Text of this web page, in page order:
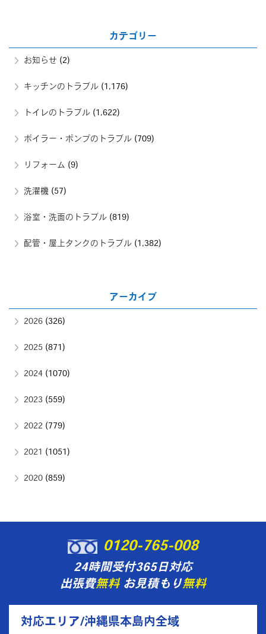
カテゴリー
お知らせ (2)
キッチンのトラブル (1,176)
トイレのトラブル (1,622)
ボイラー・ポンプのトラブル (709)
リフォーム (9)
洗濯機 (57)
浴室・洗面のトラブル (819)
配管・屋上タンクのトラブル (1,382)
アーカイブ
2026 (326)
2025 (871)
2024 (1070)
2023 (559)
2022 (779)
2021 (1051)
2020 (859)
0120-765-008
24時間受付365日対応
出張費無料お見積もり無料
対応エリア/沖縄県本島内全域